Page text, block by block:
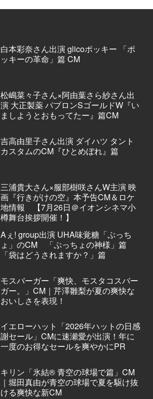
白本彩奈さん出演 glicoポッキー 「ポ
ッキーの革命」篇 CM
松嶋菜々子さん×阿由葉さら紗さん出
演 大正製薬 パブロンSゴールドW『い
ましようとおもってたー』篇CM
吉高由里子さん出演 ダイハツ タント
カスタムのCM『ひとめぼれ』篇
三浦貴大さん×服部樹咲さんW主演 映
画『行きがけの空』本予告CM＆ロケ
地情報 【7月26日＠イオンシネマ小
樽舞台挨拶開催！】
Aぇ! group出演 UHA味覚糖「ぷっち
ょ」のCM 「ぷっちょの神様」篇
「袋はどうされますか？」篇
モスバーガー「爽快、モスタコスバー
ガー。」CM｜芹澤雛梨が夏の爽快な
おいしさを表現！
イエローハット「2026年ハットの日感
謝セール」CMに速瀬愛が出演！年に
一度のお得なセールを爽やかにPR
キリン「氷結® 青空の球場で篇」CM
｜堀田真由が青空の球場で夏を駆け抜
ける爽快な新CM